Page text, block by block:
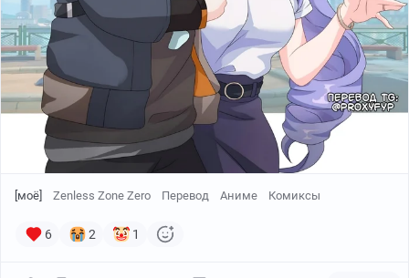
[моё] Zenless Zone Zero Перевод Аниме Комиксы
6 2 1